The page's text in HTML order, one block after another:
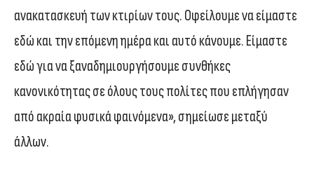
ανακατασκευή των κτιρίων τους. Οφείλουμε να είμαστε
εδώ και την επόμενη ημέρα και αυτό κάνουμε. Είμαστε
εδώ για να ξαναδημιουργήσουμε συνθήκες
κανονικότητας σε όλους τους πολίτες που επλήγησαν
από ακραία φυσικά φαινόμενα», σημείωσε μεταξύ
άλλων.